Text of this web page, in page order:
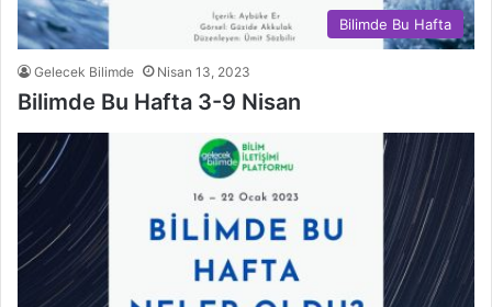
Bilimde Bu Hafta
Gelecek Bilimde Nisan 13, 2023
Bilimde Bu Hafta 3-9 Nisan